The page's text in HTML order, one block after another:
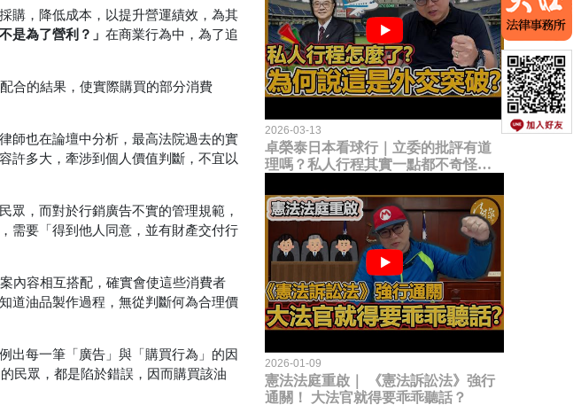
購，降低成本，以提升營運績效，為其
是為了營利？」 在商業行為中， 為了追
合的結果，使實際購買的部分消費
師也在論壇中分析，最高法院過去的實
許多大，牽涉到個人價值判斷，不宜以
眾，而對於行銷廣告不實的管理規範，
需要「得到他人同意，並有財產交付行
內容相互搭配，確實會使這些消費者
道油品製作過程，無從判斷何為合理價
出每一筆「廣告」與「購買行為」的因
民眾，都是陷於錯誤，因而購買該油
2026-03-13
卓榮泰日本看球行｜立委的批評有道
理嗎？私人行程其實一點都不奇怪？
2026-01-09
憲法法庭重啟｜ 《憲法訴訟法》強行
通關！ 大法官就得要乖乖聽話？